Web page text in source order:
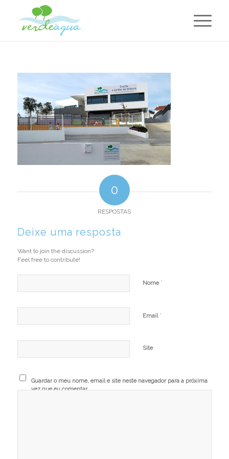
0
RESPOSTAS
Deixe uma resposta
Want to join the discussion?
Feel free to contribute!
Nome *
Email *
Site
Guardar o meu nome, email e site neste navegador para a próxima
vez que eu comentar.